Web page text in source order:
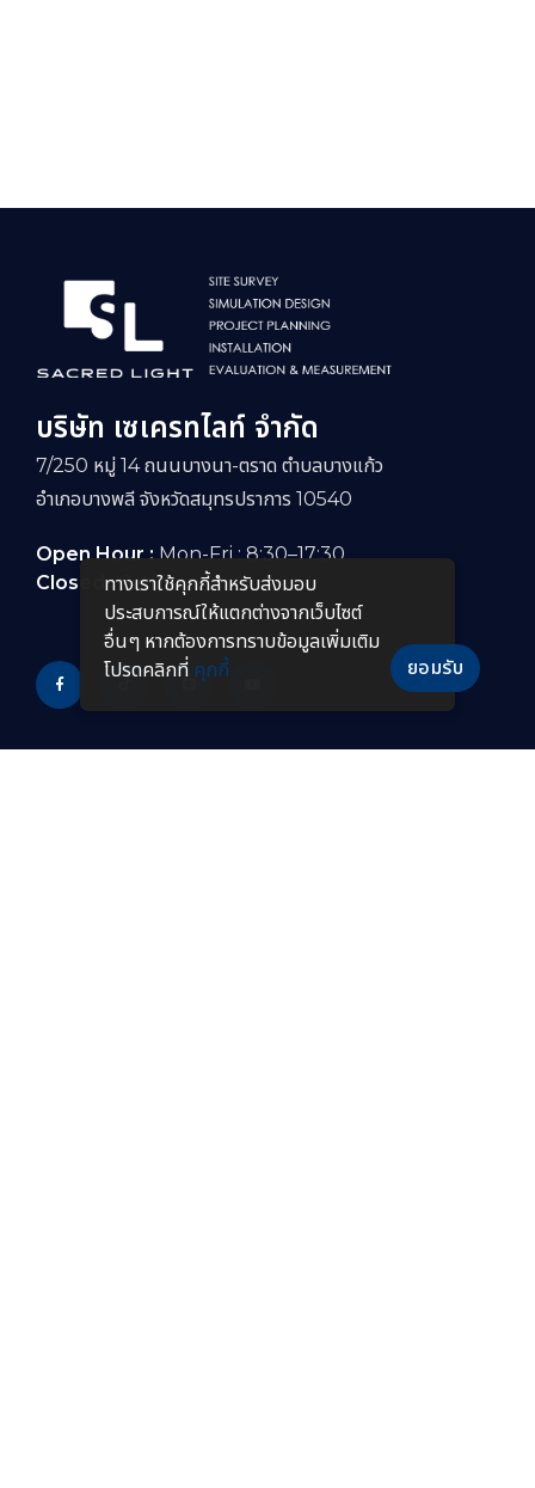
บริษัท เซเครทไลท์ จำกัด
7/250 หมู่ 14 ถนนบางนา-ตราด ตำบลบางแก้ว
อำเภอบางพลี จังหวัดสมุทรปราการ 10540
Open Hour :Mon-Fri : 8:30–17:30
Closed :Sat-Sun
ทางเราใช้คุกกี้สําหรับส่งมอบ
ประสบการณ์ให้แตกต่างจากเว็บไซต์
อื่นๆ หากต้องการทราบข้อมูลเพิ่มเติม
โปรดคลิกที่ คุกกี้ ยอมรับ